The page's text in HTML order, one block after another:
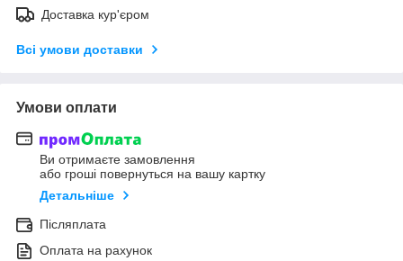
Доставка кур'єром
Всі умови доставки
Умови оплати
Ви отримаєте замовлення
або гроші повернуться на вашу картку
Детальніше
Післяплата
Оплата на рахунок